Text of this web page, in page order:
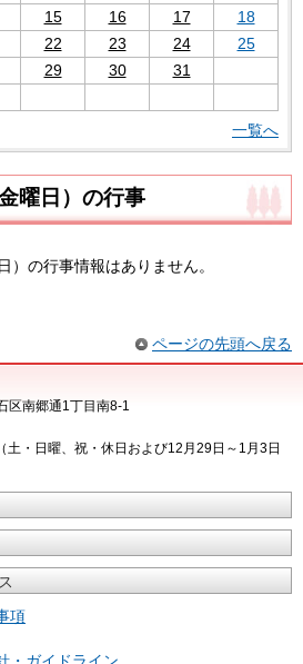
15 16 17
18
22 23 24
25
29 30 31
一覧へ
曜日）の行事
）の行事情報はありません。
ページの先頭へ戻る
区南郷通1丁目南8-1
・日曜、祝・休日および12月29日～1月3日
項